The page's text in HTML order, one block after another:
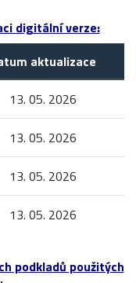
digitální verze:
aktualizace
13. 05. 2026
13. 05. 2026
13. 05. 2026
13. 05. 2026
podkladů použitých